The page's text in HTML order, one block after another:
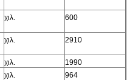
χιλ. 600
χιλ. 2910
χιλ.
1990
χιλ. 964